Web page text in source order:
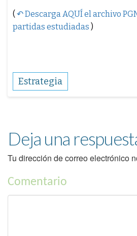
( ↶ Descarga AQUÍ el archivo
partidas estudiadas )
Estrategia
Deja una
Tu dirección de correo electrónico
Comentario